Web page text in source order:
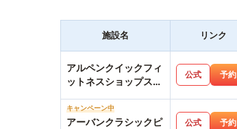
施設名 リンク
アルペンクイックフィ
ットネスショップス市
公式 予約
キャンペーン中
アーバンクラシックピ
公式 予約